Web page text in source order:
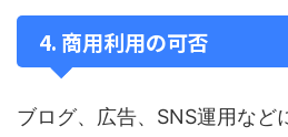
4. 商用利用の可否
ブログ、広告、SNS運用など